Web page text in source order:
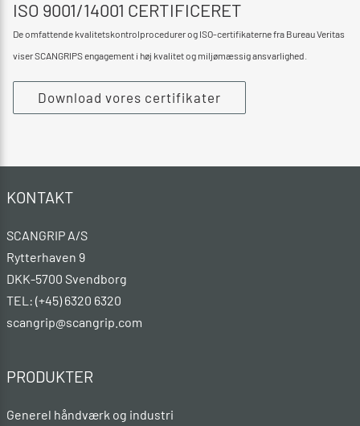
ISO 9001/14001 CERTIFICERET
De omfattende kvalitetskontrolprocedurer og ISO-certifikaterne fra Bureau Veritas
viser SCANGRIPS engagement i høj kvalitet og miljømæssig ansvarlighed.
Download vores certifikater
KONTAKT
SCANGRIP A/S
Rytterhaven 9
DKK-5700 Svendborg
TEL: (+45) 6320 6320
scangrip@scangrip.com
PRODUKTER
Generel håndværk og industri